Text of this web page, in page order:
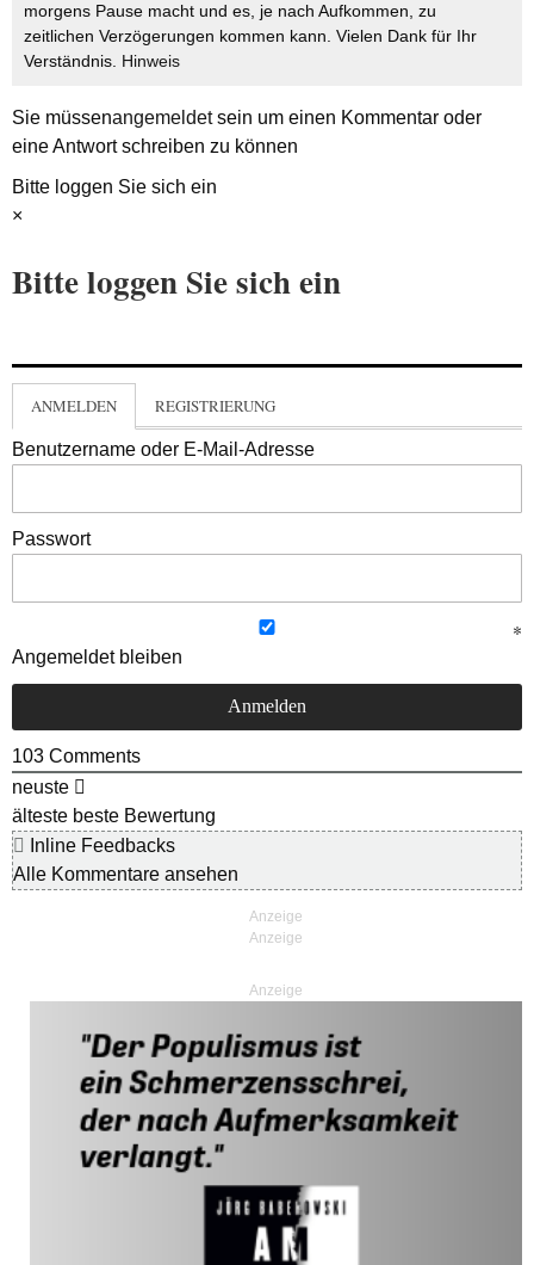
morgens Pause macht und es, je nach Aufkommen, zu
zeitlichen Verzögerungen kommen kann. Vielen Dank für Ihr
Verständnis. Hinweis
Sie müssenangemeldetsein um einen Kommentar oder
eine Antwort schreiben zu können
Bitte loggen Sie sich ein
×
Bitte loggen Sie sich ein
ANMELDEN REGISTRIERUNG
Benutzername oder E-Mail-Adresse
Passwort
Angemeldet bleiben
103 Comments
neuste
älteste beste Bewertung
Inline Feedbacks
Alle Kommentare ansehen
Anzeige